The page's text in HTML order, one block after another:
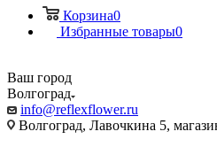
Корзина0
Избранные товары0
Ваш город
Волгоград
info@reflexflower.ru
Волгоград, Лавочкина 5,